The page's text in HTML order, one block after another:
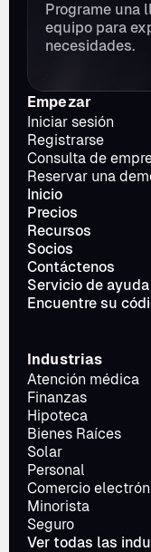
Programe una
equipo para
necesidades.
Empezar
Iniciar sesión
Registrarse
Consulta de
Reservar una
Inicio
Precios
Recursos
Socios
Contáctenos
Servicio de ayuda
Encuentre su
Industrias
Atención médica
Finanzas
Hipoteca
Bienes Raíces
Solar
Personal
Comercio
Minorista
Seguro
Ver todas las